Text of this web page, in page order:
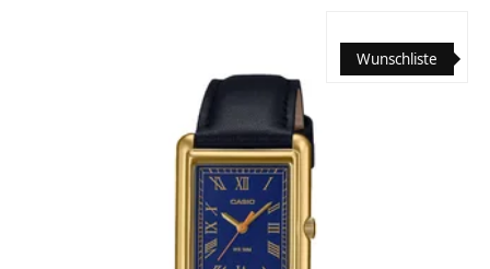
Wunschliste